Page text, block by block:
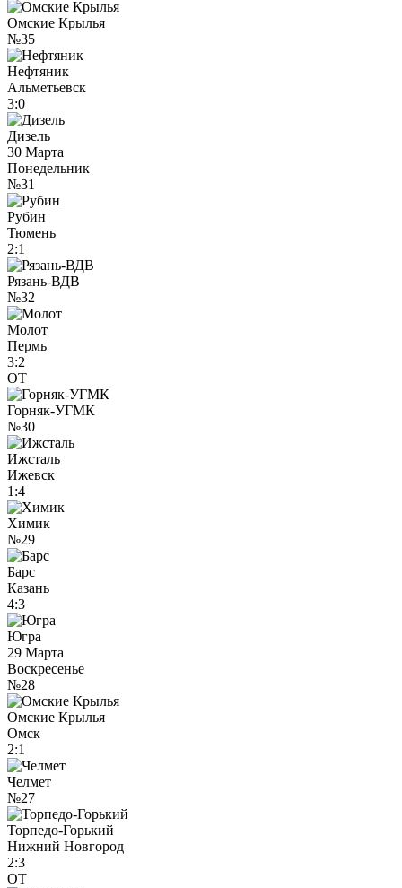
Омские Крылья
№35
Нефтяник
Альметьевск
3:0
Дизель
30 Марта
Понедельник
№31
Рубин
Тюмень
2:1
Рязань-ВДВ
№32
Молот
Пермь
3:2
ОТ
Горняк-УГМК
№30
Ижсталь
Ижевск
1:4
Химик
№29
Барс
Казань
4:3
Югра
29 Марта
Воскресенье
№28
Омские Крылья
Омск
2:1
Челмет
№27
Торпедо-Горький
Нижний Новгород
2:3
ОТ